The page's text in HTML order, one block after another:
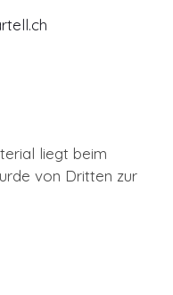
liegt beim
von Dritten zur